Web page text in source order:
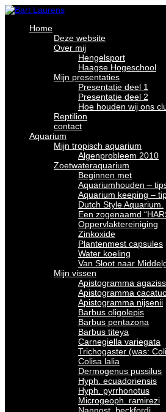
Home
Deze website
Over mij
Hengelsport
Haagse Hogeschool
Mijn presentaties
Presentatie deel 1
Presentatie deel 2
Hoe houden wij ons
Reptilion
contact
Aquarium
Mijn tropisch aquarium
Algenprobleem 2010
Zoetwateraquarium
Beginnen met
Aquariumhouden –
Aquarium keeping –
Dutch Style Aquarium.
Een zogenaamd
Oppervlaktereiniging
Zinkoxide
Plantenmest capsules
Water koeling
Van Sloot naar
Mijn vissen
Apistogramma
Apistogramma
Apistogramma nijsenii
Barbus oligolepis
Barbus pentazona
Barbus titeya
Carnegiella variegata
Trichogaster (was:
Colisa lalia
Dermogenus pussilus
Hyph. ecuadoriensis
Hyph. pyrrhonotus
Microgeoph. ramirezi